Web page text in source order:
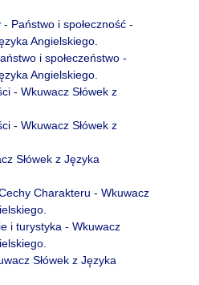
Państwo i społeczność -
Angielskiego.
i społeczeństwo -
Angielskiego.
- Wkuwacz Słówek z
- Wkuwacz Słówek z
Słówek z Języka
Charakteru - Wkuwacz
i turystyka - Wkuwacz
Słówek z Języka